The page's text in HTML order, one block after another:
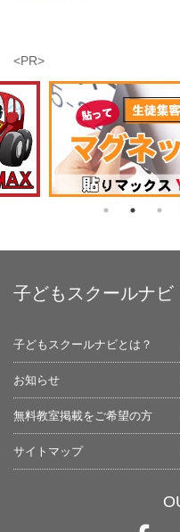
<PR>
子どもスクールナビ
子どもスクールナビとは？
お知らせ
無料教室掲載をご希望の方
サイトマップ